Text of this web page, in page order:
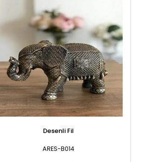
Desenli Fil
ARES-B014